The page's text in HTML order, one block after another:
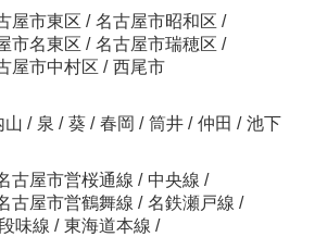
屋市東区 / 名古屋市昭和区 /
市名東区 / 名古屋市瑞穂区 /
屋市中村区 / 西尾市
山 / 泉 / 葵 / 春岡 / 筒井 / 仲田 / 池下
古屋市営桜通線 / 中央線 /
古屋市営鶴舞線 / 名鉄瀬戸線 /
味線 / 東海道本線 /